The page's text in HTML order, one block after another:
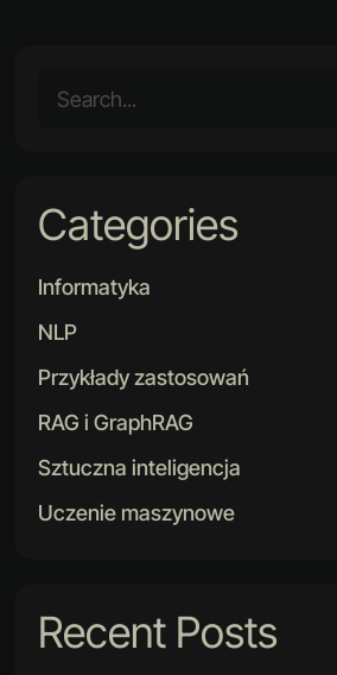
Categories
Informatyka
NLP
Przykłady zastosowań
RAG i GraphRAG
Sztuczna inteligencja
Uczenie maszynowe
Recent Posts